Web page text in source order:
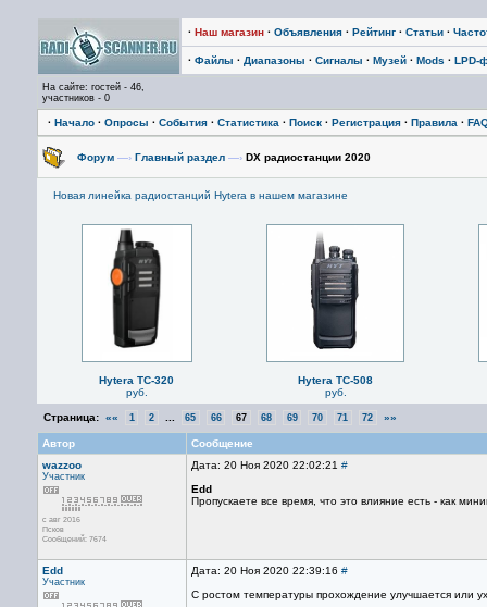
· Наш магазин · Объявления · Рейтинг · Статьи ·
· Файлы · Диапазоны · Сигналы · Музей · Mods · LPD-
На сайте: гостей - 46,
участников - 0
· Начало · Опросы · События · Статистика · Поиск · Регистрация · Правила ·
Форум —› Главный раздел —› DX радиостанции 2020
Новая линейка радиостанций Hytera в нашем магазине
Hytera TC-320
руб.
Hytera TC-508
руб.
Страница: «« 1 2 65 66 67 68 69 70 71 72 »»
Автор
Сообщение
wazzoo
Участник
с авг 2016
Псков
Сообщений: 7674
Дата: 20 Ноя 2020 22:02:21 #
Edd
Пропускаете все время, что это влияние есть - как
Edd
Участник
Дата: 20 Ноя 2020 22:39:16 #
С ростом температуры прохождение улучшается или